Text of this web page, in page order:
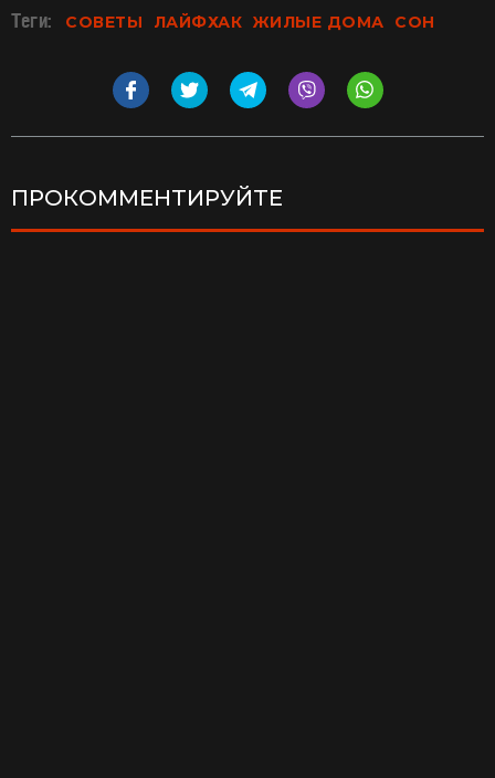
Теги: СОВЕТЫ ЛАЙФХАК ЖИЛЫЕ ДОМА СОН
ПРОКОММЕНТИРУЙТЕ